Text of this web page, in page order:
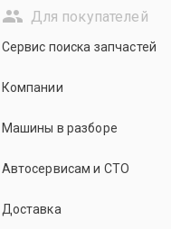
Для покупателей
Сервис поиска запчастей
Компании
Машины в разборе
Автосервисам и СТО
Доставка